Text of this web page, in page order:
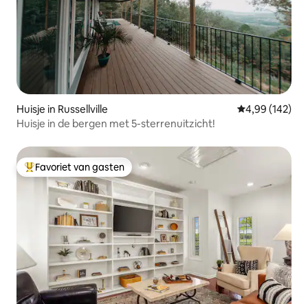
Huisje in Russellville Gemiddelde
4,99 (142)
Huisje in de bergen met 5-sterrenuitzicht!
Topfavoriet van gasten
Favoriet van gasten